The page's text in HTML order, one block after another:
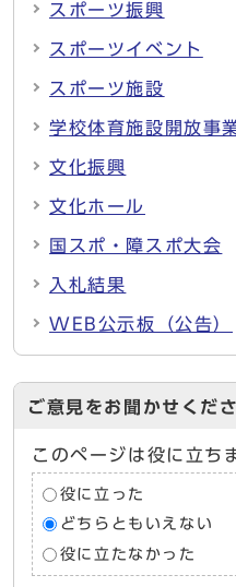
スポーツ振興
スポーツイベント
スポーツ施設
学校体育施設開放事
文化振興
文化ホール
国スポ・障スポ大会
入札結果
WEB公示板（公告）
ご意見をお聞かせくだ
このページは役に立ち
役に立った
どちらともいえない
役に立たなかった